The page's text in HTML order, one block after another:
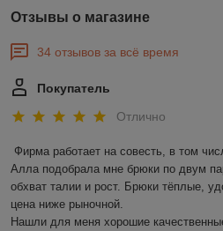
Отзывы о магазине
34 отзывов за всё время
Покупатель
Отлично
Фирма работает на совесть, в том
Алла подобрала мне брюки по двум
обхват талии и рост. Брюки тёплые,
цена ниже рыночной.
Нашли для меня хорошие